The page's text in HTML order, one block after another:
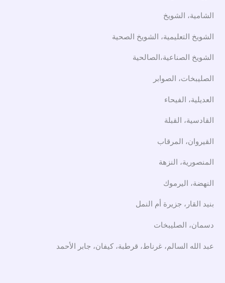
الشامية، الشويخ
الشويخ التعليمية، الشويخ الصحية
الشويخ الصناعية،الصالحية
الصليبخات، الصوابر
العديلية، الفيحاء
القادسية، القبلة
القيروان، المرقاب
المنصورية، النزهة
النهضة، اليرموك
بنيد القار، جزيرة أم النمل
دسمان، الصليبخات
عبد الله السالم، غرناط، قرطبة، كيفان، جابر الأحمد